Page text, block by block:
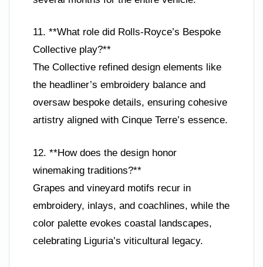
11. **What role did Rolls-Royce’s Bespoke
Collective play?**
The Collective refined design elements like
the headliner’s embroidery balance and
oversaw bespoke details, ensuring cohesive
artistry aligned with Cinque Terre’s essence.
12. **How does the design honor
winemaking traditions?**
Grapes and vineyard motifs recur in
embroidery, inlays, and coachlines, while the
color palette evokes coastal landscapes,
celebrating Liguria’s viticultural legacy.